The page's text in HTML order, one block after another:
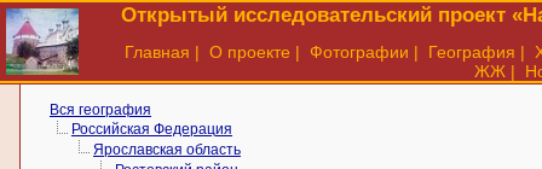
Открытый исследовательский проект
Главная | О проекте | Фотографии | География |
ЖЖ |
Вся география
Российская Федерация
Ярославская область